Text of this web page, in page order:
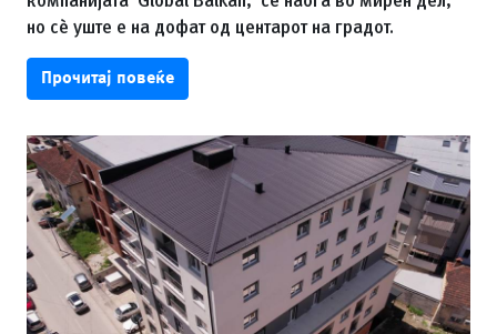
но сè уште е на дофат од центарот на градот.
Прочитај повеќе